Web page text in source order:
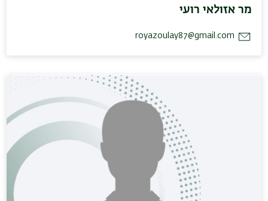
מר אזולאי רועי
royazoulay87@gmail.com